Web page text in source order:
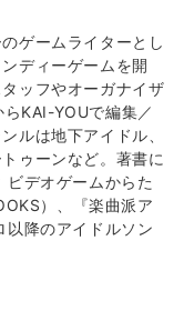
ゲームライターとし
ディーゲームを開
ッフやオーガナイザ
KAI-YOUで編集／
ルは地下アイドル、
ゥーンなど。著書に
ビデオゲームからた
）、『楽曲派ア
以降のアイドルソン